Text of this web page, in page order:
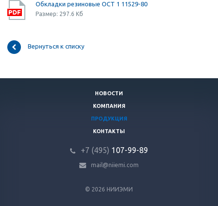
Обкладки резиновые ОСТ 1 11529-80
Размер: 297.6 Кб
Вернуться к списку
© 2026 НИИЭМИ
НОВОСТИ
КОМПАНИЯ
ПРОДУКЦИЯ
КОНТАКТЫ
+7 (495) 107-99-89
mail@niiemi.com